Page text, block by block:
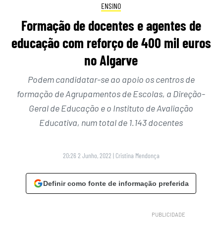
ENSINO
Formação de docentes e agentes de
educação com reforço de 400 mil euros
no Algarve
Podem candidatar-se ao apoio os centros de
formação de Agrupamentos de Escolas, a Direção-
Geral de Educação e o Instituto de Avaliação
Educativa, num total de 1.143 docentes
20:26 2 Junho, 2022 | Cristina Mendonça
Definir como fonte de informação preferida